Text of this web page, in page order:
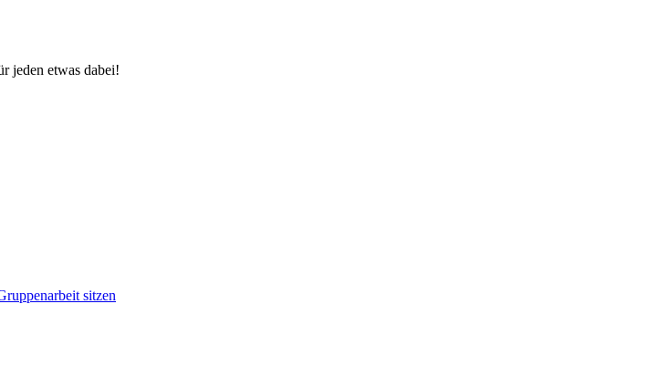
jeden etwas dabei!